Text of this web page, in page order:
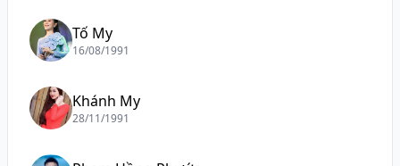
Tố My
16/08/1991
Khánh My
28/11/1991